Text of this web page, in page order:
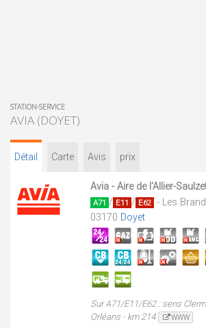
STATION-SERVICE
AVIA (DOYET)
Détail Carte Avis prix
Avia - Aire de l'Allier-
A71 / E11 / E62 - Les
03170 Doyet
Sur A71/E11/E62 : sens
Orléans - km 214
WWW